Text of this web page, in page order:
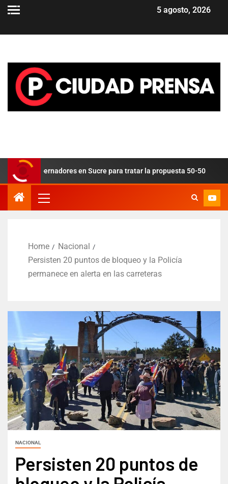
5 agosto, 2026
en Sucre para tratar la propuesta 50-50
Home
Nacional
Persisten 20 puntos de bloqueo y la Policía
permanece en alerta en las carreteras
NACIONAL
Persisten 20 puntos de